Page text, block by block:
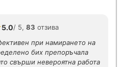
5.0/ 5, 83 отзива
при намирането на
бих препоръчала
свърши невероятна работа